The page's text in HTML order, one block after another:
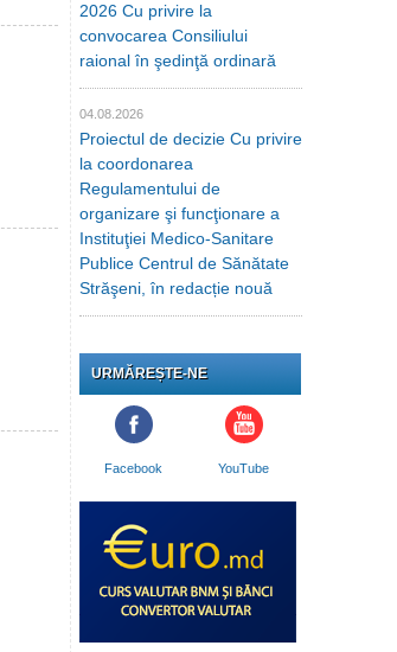
2026 Cu privire la
convocarea Consiliului
raional în şedinţă ordinară
04.08.2026
Proiectul de decizie Cu privire
la coordonarea
Regulamentului de
organizare şi funcţionare a
Instituţiei Medico-Sanitare
Publice Centrul de Sănătate
Străşeni, în redacție nouă
URMĂREȘTE-NE
Facebook YouTube